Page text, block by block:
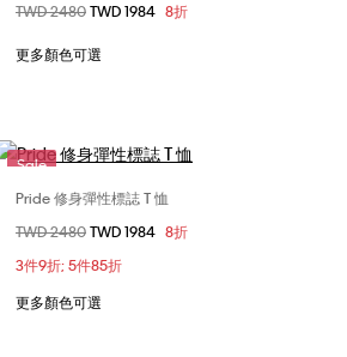
XXS
XS
L
價格扣減從
TWD 2480至
TWD 1984 8折
更多顏色可選
Sale
選擇您的尺碼
XS
Pride 修身彈性標誌 T 恤
價格扣減從
TWD 2480至
TWD 1984 8折
3件9折; 5件85折
更多顏色可選